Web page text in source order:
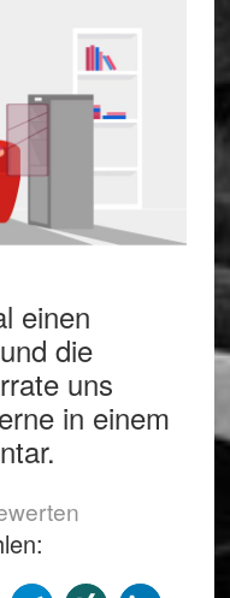
einen
die
uns
in einem